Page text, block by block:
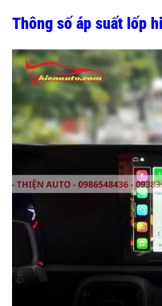
Thông số áp suất lốp